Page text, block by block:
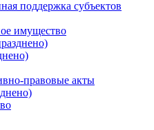
поддержка субъектов
имущество
правовые акты